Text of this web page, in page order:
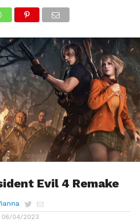
Evil 4 Remake
06/04/2023